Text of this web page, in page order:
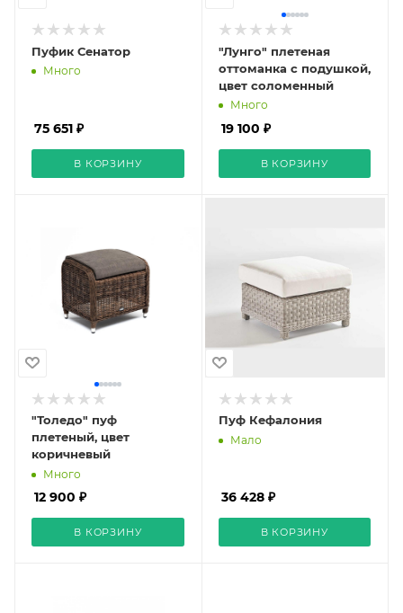
Пуфик Сенатор
Много
75 651 ₽
В КОРЗИНУ
"Лунго" плетеная
оттоманка с подушкой,
цвет соломенный
Много
19 100 ₽
В КОРЗИНУ
"Толедо" пуф
плетеный, цвет
коричневый
Много
12 900 ₽
В КОРЗИНУ
Пуф Кефалония
Мало
36 428 ₽
В КОРЗИНУ